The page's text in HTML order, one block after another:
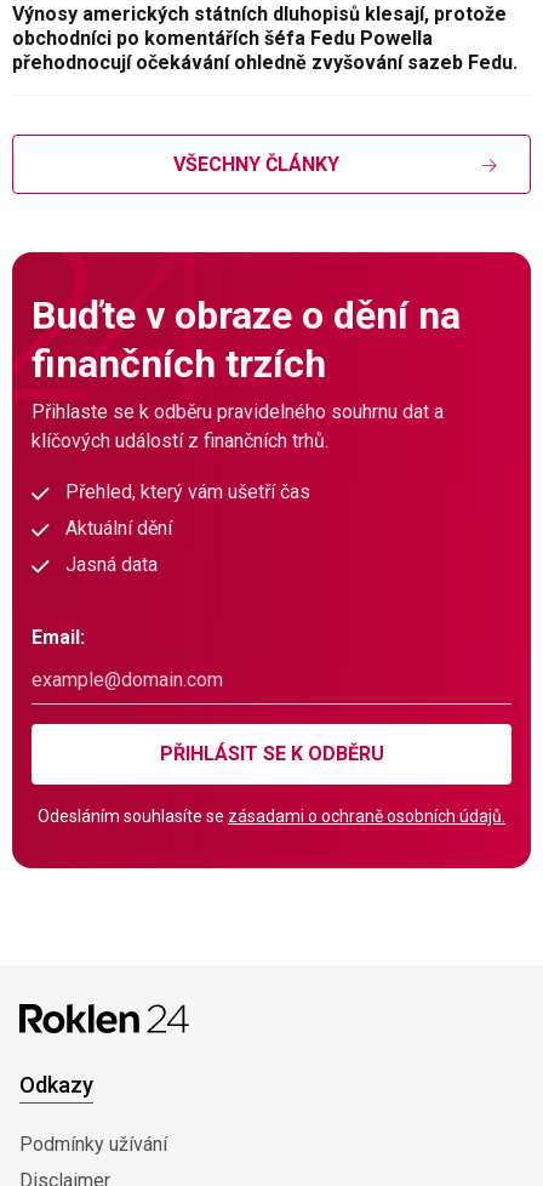
Výnosy amerických státních dluhopisů klesají, protože
obchodníci po komentářích šéfa Fedu Powella
přehodnocují očekávání ohledně zvyšování sazeb Fedu.
VŠECHNY ČLÁNKY
Buďte v obraze o dění na
finančních trzích
Přihlaste se k odběru pravidelného souhrnu dat a
klíčových událostí z finančních trhů.
Přehled, který vám ušetří čas
Aktuální dění
Jasná data
Email:
PŘIHLÁSIT SE K ODBĚRU
Odesláním souhlasíte se zásadami o ochraně osobních údajů.
Odkazy
Podmínky užívání
Disclaimer